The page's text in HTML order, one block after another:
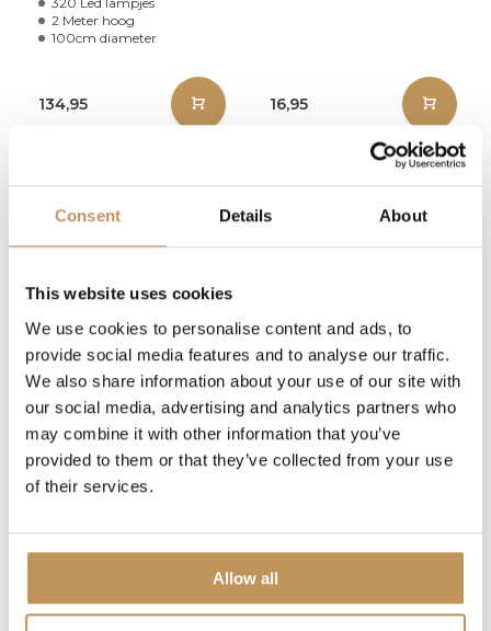
Consent Details About
This website uses cookies
We use cookies to personalise content and ads, to
provide social media features and to analyse our traffic.
We also share information about your use of our site with
our social media, advertising and analytics partners who
may combine it with other information that you’ve
provided to them or that they’ve collected from your use
of their services.
Allow all
2 Meter hoog
100cm diameter
134,95 16,95
Deelbare Vlaggenmast